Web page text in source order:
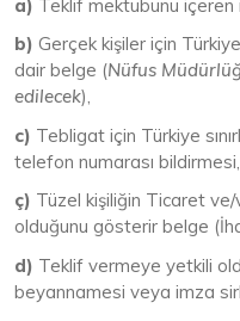
a) Teklif mektubunu içeren
b) Gerçek kişiler için
dair belge (Nüfus
edilecek),
c) Tebligat için Türkiye
telefon numarası bildirmesi,
ç) Tüzel kişiliğin Ticaret ve/
olduğunu gösterir belge
d) Teklif vermeye yetkili
beyannamesi veya imza